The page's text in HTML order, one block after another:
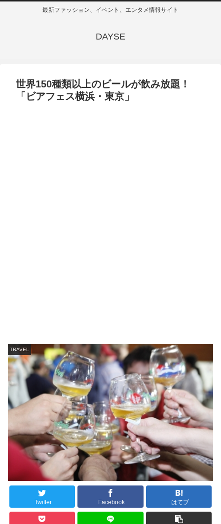
最新ファッション、イベント、エンタメ情報サイト
DAYSE
世界150種類以上のビールが飲み放題！
「ビアフェス横浜・東京」
TRAVEL
Twitter Facebook はてブ